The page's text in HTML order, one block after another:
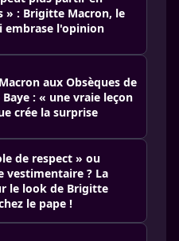
» : Brigitte Macron, le
embrase l'opinion
aux Obsèques de
: « une vraie leçon
crée la surprise
de respect » ou
vestimentaire ? La
le look de Brigitte
le pape !